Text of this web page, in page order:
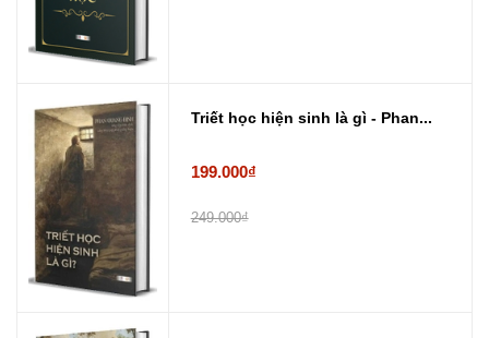
Triết học hiện sinh là gì - Phan...
199.000₫
249.000₫